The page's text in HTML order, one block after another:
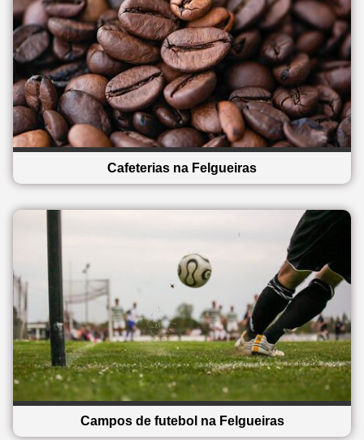
Cafeterias na Felgueiras
Campos de futebol na Felgueiras